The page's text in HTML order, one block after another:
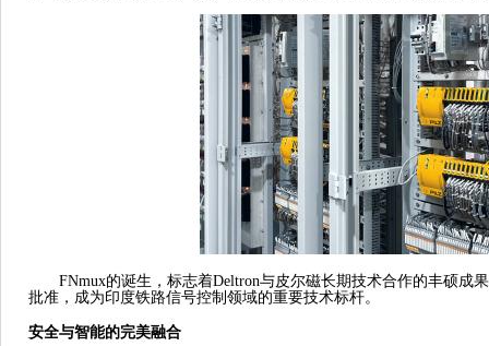
FNmux的诞生，标志着Deltron与皮尔磁长期技术合作的丰硕成
批准，成为印度铁路信号控制领域的重要技术标杆。
安全与智能的完美融合